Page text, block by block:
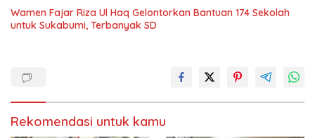
Wamen Fajar Riza Ul Haq Gelontorkan Bantuan 174 Sekolah
untuk Sukabumi, Terbanyak SD
Rekomendasi untuk kamu